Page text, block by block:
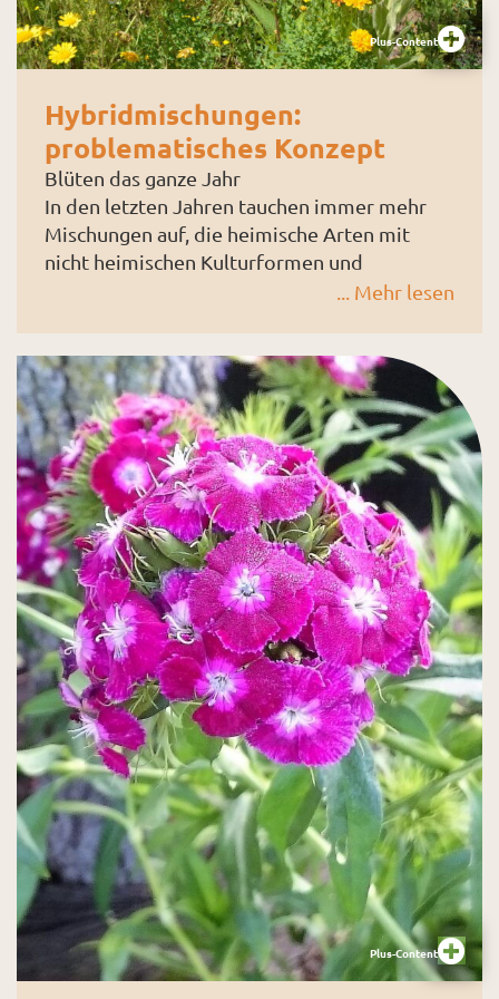
Hybridmischungen:
problematisches Konzept
Blüten das ganze Jahr
In den letzten Jahren tauchen immer mehr
Mischungen auf, die heimische Arten mit
nicht heimischen Kulturformen und
Wildformen kombinieren. So hat das Institut
Gartenbau (LWG) in Veitshöchheim seit 2003
»einjährige Saatmischungen für den
Siedlungsraum sowie verschiedene modular
gestaffelte dauerhafte Mischungen nach
gestalterischen und ökologischen Kriterien
entwickelt und geprüft«. Ziele sind eine
bessere Optik, ökologische Vielfalt,
Biodiversität, ein längeres Blüten- angebot –
alles aber oft mit imkerischem Hintergrund,
also auf die Honigbiene ausgerichtet.
durchgeblüht wird: »Der Blick in die Natur
zeigt deutlich,
... Mehr lesen
Plus-Content
Plus-Content